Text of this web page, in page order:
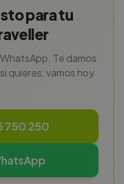
para tu
Te damos
quieres, vamos hoy
750 250